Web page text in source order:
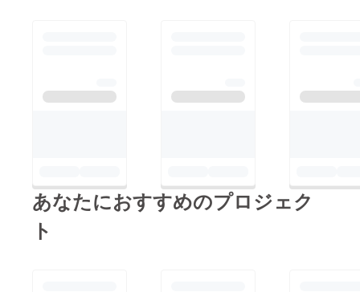
キシした感じが軽減さ
肌荒れするのですが、
特に肌がかゆくなった
あなたにおすすめのプロジェク
ト